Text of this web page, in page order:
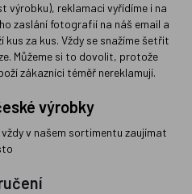
výrobku), reklamaci vyřídíme i na
zaslání fotografií na náš email a
kus za kus. Vždy se snažíme šetřit
Můžeme si to dovolit, protože
zákazníci téměř nereklamují.
výrobky
v našem sortimentu zaujímat